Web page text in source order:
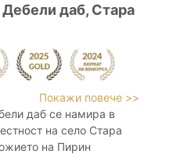
даб, Стара
Покажи повече >>
даб се намира в
на село Стара
на Пирин